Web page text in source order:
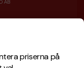
priserna på
leverans